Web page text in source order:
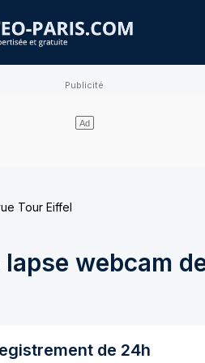
Tour Eiffel
webcam
de 24h